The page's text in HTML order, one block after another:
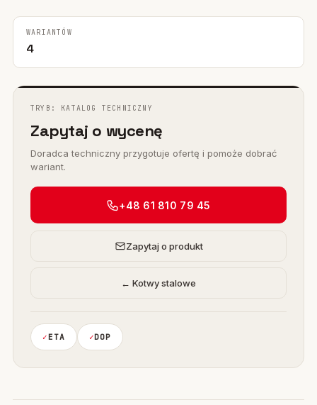
WARIANTÓW
4
TRYB: KATALOG TECHNICZNY
Zapytaj o wycenę
Doradca techniczny przygotuje ofertę i pomoże dobrać
wariant.
+48 61 810 79 45
Zapytaj o produkt
← Kotwy stalowe
ETA DOP